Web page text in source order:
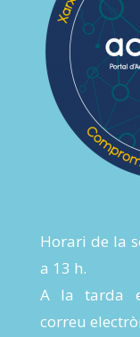
Horari de la
a 13 h.
A la tarda
correu